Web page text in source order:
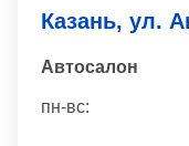
Казань, ул.
Автосaлон
пн-вс: